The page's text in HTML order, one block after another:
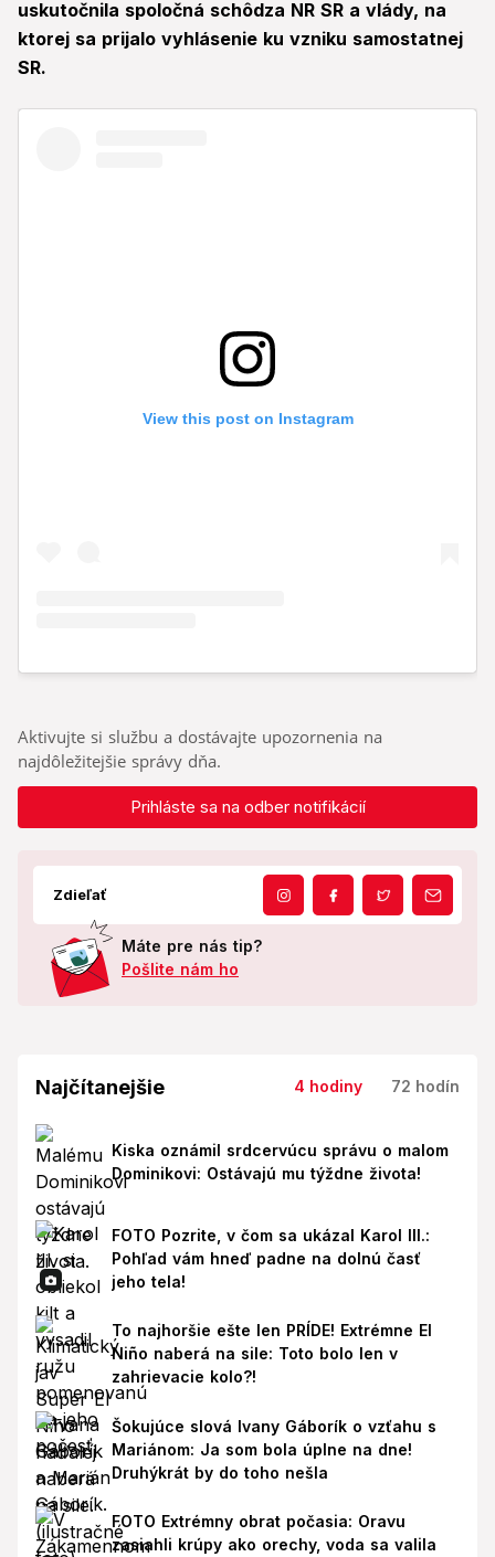
uskutočnila spoločná schôdza NR SR a vlády, na
ktorej sa prijalo vyhlásenie ku vzniku samostatnej
SR.
Aktivujte si službu a dostávajte upozornenia na
najdôležitejšie správy dňa.
Prihláste sa na odber notifikácií
Zdieľať
Máte pre nás tip?
Pošlite nám ho
Najčítanejšie 4 hodiny 72 hodín
Kiska oznámil srdcervúcu správu o malom
Dominikovi: Ostávajú mu týždne života!
FOTO Pozrite, v čom sa ukázal Karol III.:
Pohľad vám hneď padne na dolnú časť
jeho tela!
To najhoršie ešte len PRÍDE! Extrémne El
Niño naberá na sile: Toto bolo len v
zahrievacie kolo?!
Šokujúce slová Ivany Gáborík o vzťahu s
Mariánom: Ja som bola úplne na dne!
Druhýkrát by do toho nešla
FOTO Extrémny obrat počasia: Oravu
zasiahli krúpy ako orechy, voda sa valila